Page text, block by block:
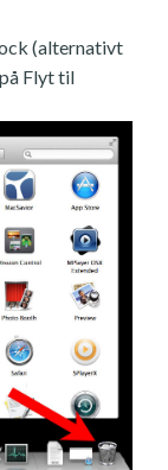
(alternativt
Flyt til